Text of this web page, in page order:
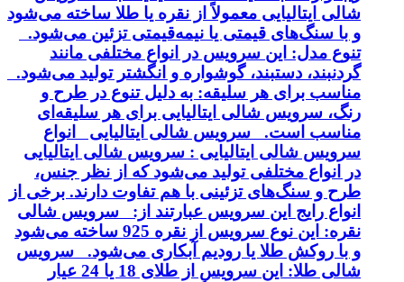
شالی ایتالیایی معمولاً از نقره یا طلا ساخته می‌شود
و با سنگ‌های قیمتی یا نیمه‌قیمتی تزئین می‌شود.
تنوع مدل: این سرویس در انواع مختلفی مانند
گردنبند، دستبند، گوشواره و انگشتر تولید می‌شود.
مناسب برای هر سلیقه: به دلیل تنوع در طرح و
رنگ، سرویس شالی ایتالیایی برای هر سلیقه‌ای
مناسب است. سرویس شالی ایتالیایی انواع
سرویس شالی ایتالیایی : سرویس شالی ایتالیایی
در انواع مختلفی تولید می‌شود که از نظر جنس،
طرح و سنگ‌های تزئینی با هم تفاوت دارند. برخی از
انواع رایج این سرویس عبارتند از: سرویس شالی
نقره: این نوع سرویس از نقره 925 ساخته می‌شود
و با روکش طلا یا رودیم آبکاری می‌شود. سرویس
شالی طلا: این سرویس از طلای 18 یا 24 عیار